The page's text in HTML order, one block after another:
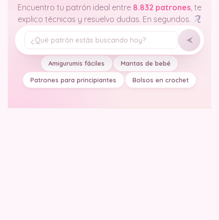
Encuentro tu patrón ideal entre 8.832 patrones, te
explico técnicas y resuelvo dudas. En segundos.
Tu pregunta
Amigurumis fáciles Mantas de bebé
Patrones para principiantes Bolsos en crochet